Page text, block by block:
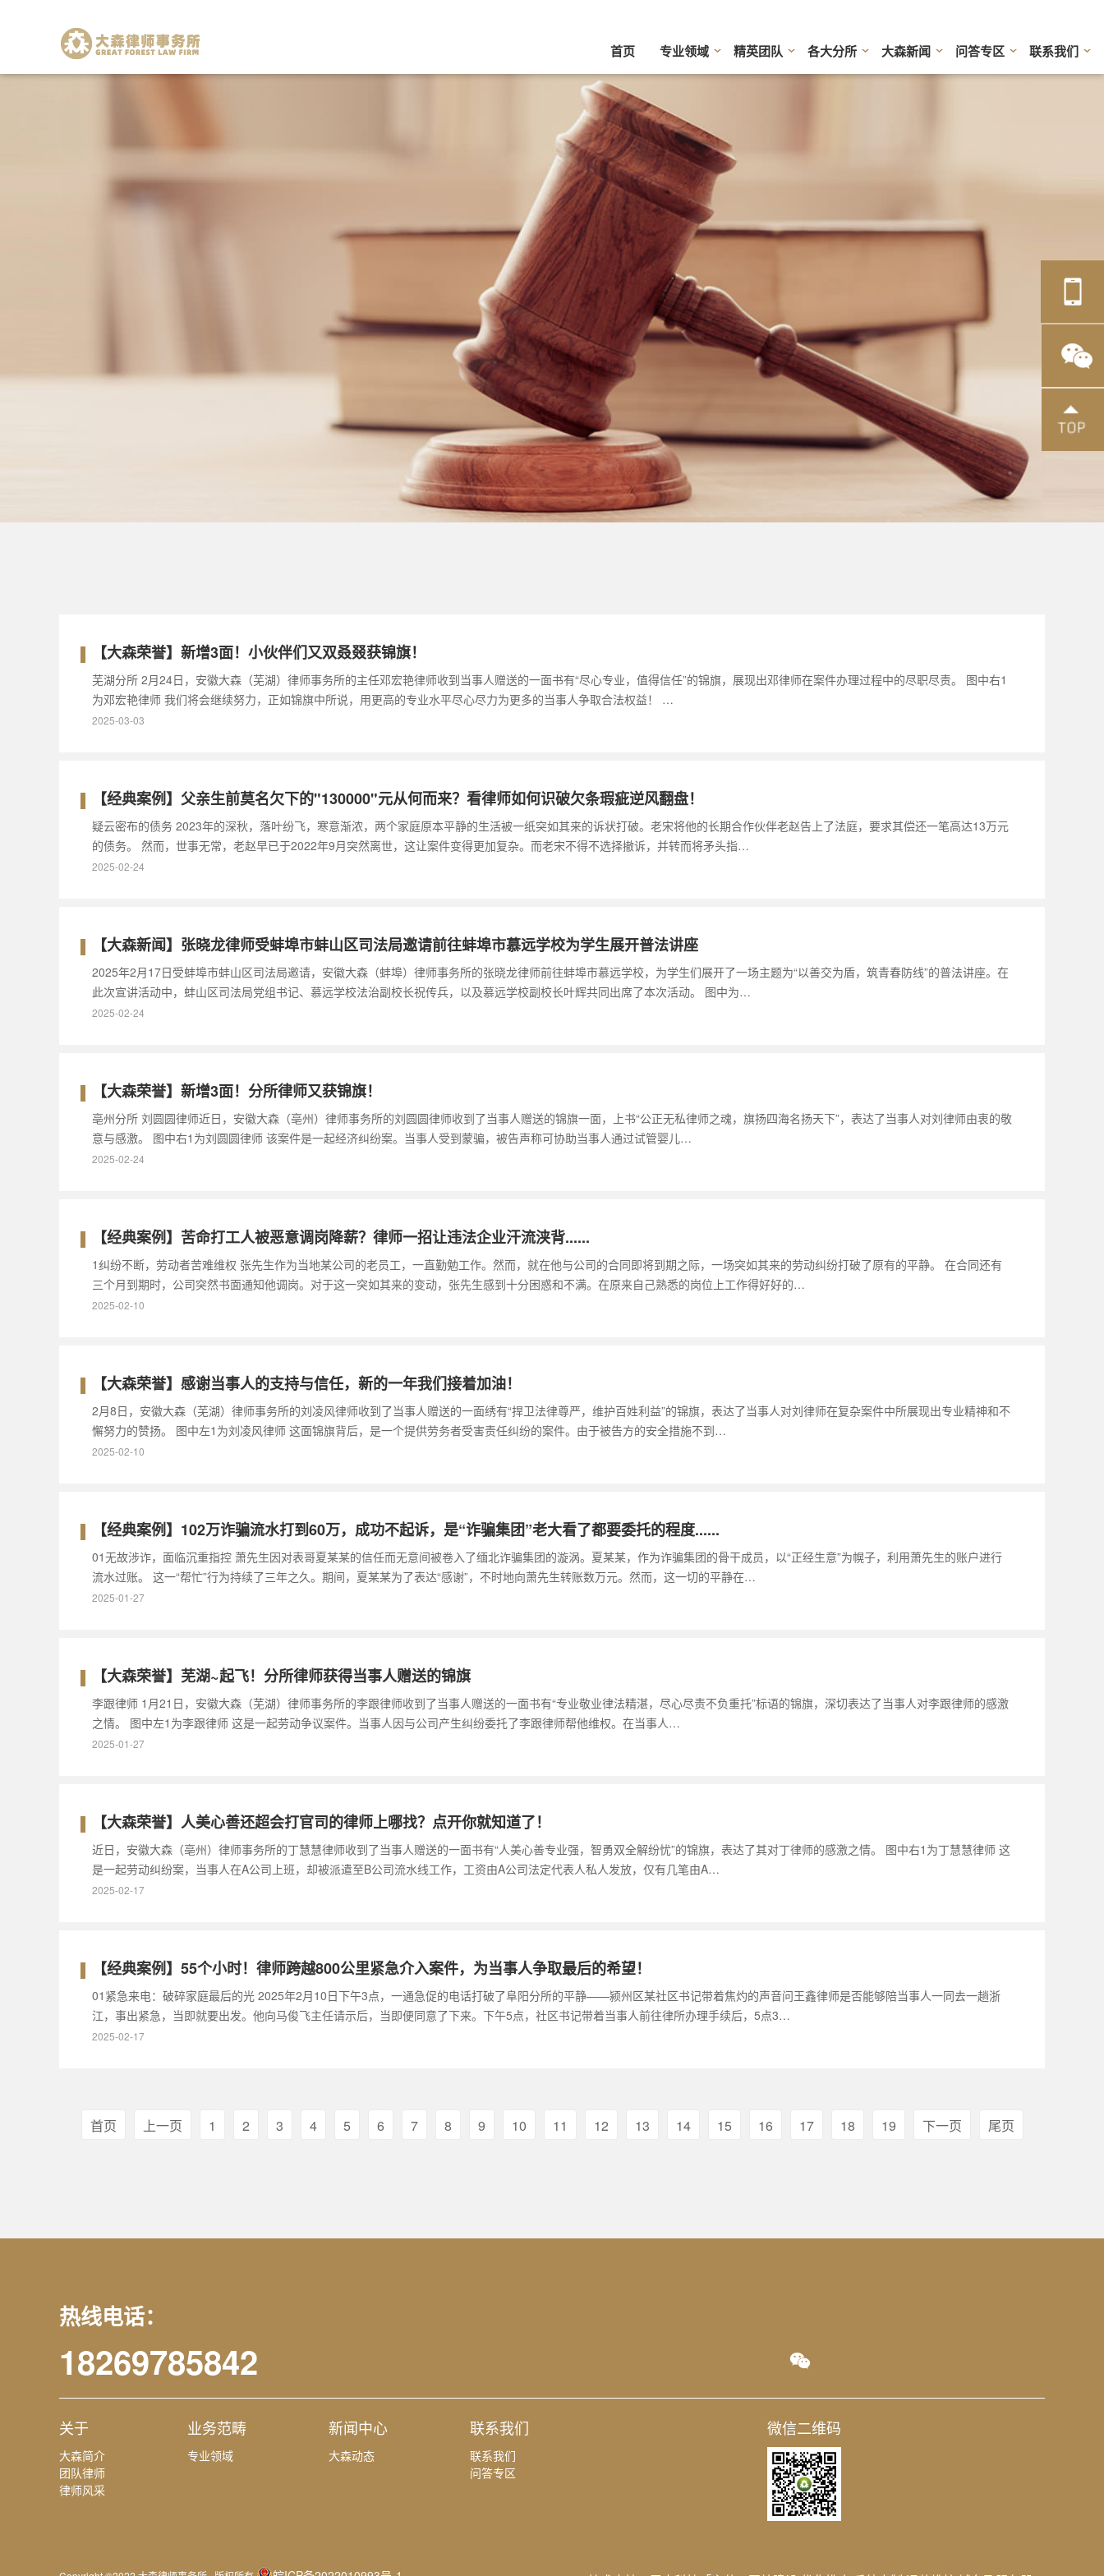
首页 专业领域 精英团队 各大分所 大森新闻 问答专区 联系我们
【大森荣誉】新增3面！小伙伴们又双叒叕获锦旗！
芜湖分所 2月24日，安徽大森（芜湖）律师事务所的主任邓宏艳律师收到当事人赠送的一面书有“尽心专业，值得信任”的锦旗，展现出邓律师在案件办理过程中的尽职尽责。 图中右1
为邓宏艳律师 我们将会继续努力，正如锦旗中所说，用更高的专业水平尽心尽力为更多的当事人争取合法权益！ …
2025-03-03
【经典案例】父亲生前莫名欠下的"130000"元从何而来？看律师如何识破欠条瑕疵逆风翻盘！
疑云密布的债务 2023年的深秋，落叶纷飞，寒意渐浓，两个家庭原本平静的生活被一纸突如其来的诉状打破。老宋将他的长期合作伙伴老赵告上了法庭，要求其偿还一笔高达13万元
的债务。 然而，世事无常，老赵早已于2022年9月突然离世，这让案件变得更加复杂。而老宋不得不选择撤诉，并转而将矛头指…
2025-02-24
【大森新闻】张晓龙律师受蚌埠市蚌山区司法局邀请前往蚌埠市慕远学校为学生展开普法讲座
2025年2月17日受蚌埠市蚌山区司法局邀请，安徽大森（蚌埠）律师事务所的张晓龙律师前往蚌埠市慕远学校，为学生们展开了一场主题为“以善交为盾，筑青春防线”的普法讲座。在
此次宣讲活动中，蚌山区司法局党组书记、慕远学校法治副校长祝传兵，以及慕远学校副校长叶辉共同出席了本次活动。 图中为…
2025-02-24
【大森荣誉】新增3面！分所律师又获锦旗！
亳州分所 刘圆圆律师近日，安徽大森（亳州）律师事务所的刘圆圆律师收到了当事人赠送的锦旗一面，上书“公正无私律师之魂，旗扬四海名扬天下”，表达了当事人对刘律师由衷的敬
意与感激。 图中右1为刘圆圆律师 该案件是一起经济纠纷案。当事人受到蒙骗，被告声称可协助当事人通过试管婴儿…
2025-02-24
【经典案例】苦命打工人被恶意调岗降薪？律师一招让违法企业汗流浃背......
1纠纷不断，劳动者苦难维权 张先生作为当地某公司的老员工，一直勤勉工作。然而，就在他与公司的合同即将到期之际，一场突如其来的劳动纠纷打破了原有的平静。 在合同还有
三个月到期时，公司突然书面通知他调岗。对于这一突如其来的变动，张先生感到十分困惑和不满。在原来自己熟悉的岗位上工作得好好的…
2025-02-10
【大森荣誉】感谢当事人的支持与信任，新的一年我们接着加油！
2月8日，安徽大森（芜湖）律师事务所的刘凌风律师收到了当事人赠送的一面绣有“捍卫法律尊严，维护百姓利益”的锦旗，表达了当事人对刘律师在复杂案件中所展现出专业精神和不
懈努力的赞扬。 图中左1为刘凌风律师 这面锦旗背后，是一个提供劳务者受害责任纠纷的案件。由于被告方的安全措施不到…
2025-02-10
【经典案例】102万诈骗流水打到60万，成功不起诉，是“诈骗集团”老大看了都要委托的程度......
01无故涉诈，面临沉重指控 萧先生因对表哥夏某某的信任而无意间被卷入了缅北诈骗集团的漩涡。夏某某，作为诈骗集团的骨干成员，以“正经生意”为幌子，利用萧先生的账户进行
流水过账。 这一“帮忙”行为持续了三年之久。期间，夏某某为了表达“感谢”，不时地向萧先生转账数万元。然而，这一切的平静在…
2025-01-27
【大森荣誉】芜湖~起飞！分所律师获得当事人赠送的锦旗
李跟律师 1月21日，安徽大森（芜湖）律师事务所的李跟律师收到了当事人赠送的一面书有“专业敬业律法精湛，尽心尽责不负重托”标语的锦旗，深切表达了当事人对李跟律师的感激
之情。 图中左1为李跟律师 这是一起劳动争议案件。当事人因与公司产生纠纷委托了李跟律师帮他维权。在当事人…
2025-01-27
【大森荣誉】人美心善还超会打官司的律师上哪找？点开你就知道了！
近日，安徽大森（亳州）律师事务所的丁慧慧律师收到了当事人赠送的一面书有“人美心善专业强，智勇双全解纷忧”的锦旗，表达了其对丁律师的感激之情。 图中右1为丁慧慧律师 这
是一起劳动纠纷案，当事人在A公司上班，却被派遣至B公司流水线工作，工资由A公司法定代表人私人发放，仅有几笔由A…
2025-02-17
【经典案例】55个小时！律师跨越800公里紧急介入案件，为当事人争取最后的希望！
01紧急来电：破碎家庭最后的光 2025年2月10日下午3点，一通急促的电话打破了阜阳分所的平静——颍州区某社区书记带着焦灼的声音问王鑫律师是否能够陪当事人一同去一趟浙
江，事出紧急，当即就要出发。他向马俊飞主任请示后，当即便同意了下来。下午5点，社区书记带着当事人前往律所办理手续后，5点3…
2025-02-17
首页 上一页 1 2 3 4 5 6 7 8 9 10 11 12 13 14 15 16 17 18 19 下一页 尾页
热线电话：
18269785842
关于
大森简介
团队律师
律师风采
业务范畴
专业领域
新闻中心
大森动态
联系我们
联系我们
问答专区
微信二维码